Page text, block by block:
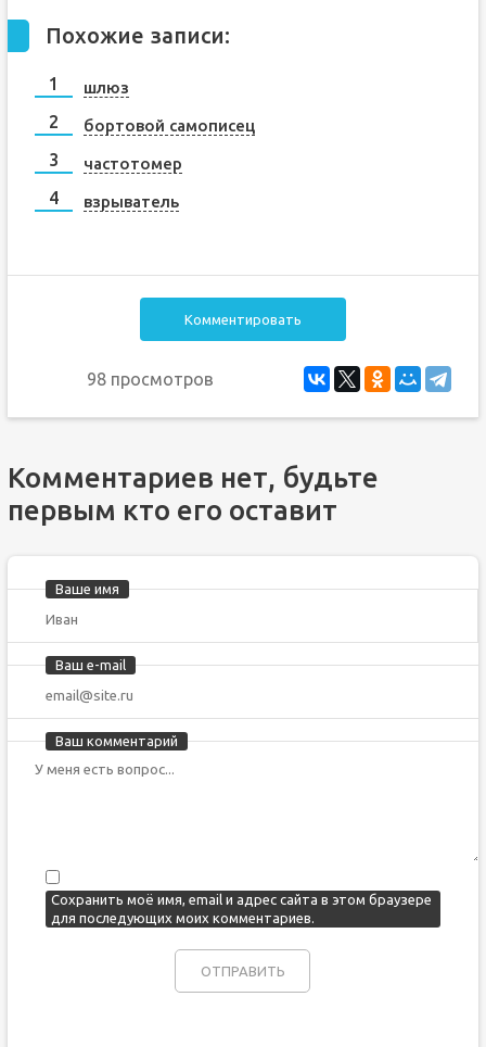
Похожие записи:
шлюз
бортовой самописец
частотомер
взрыватель
Комментировать
98 просмотров
Комментариев нет, будьте
первым кто его оставит
Ваше имя
Ваш e-mail
Ваш комментарий
Сохранить моё имя, email и адрес сайта в этом браузере
для последующих моих комментариев.